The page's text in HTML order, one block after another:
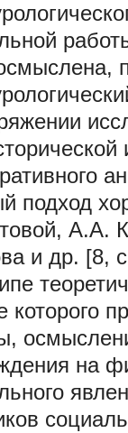
подход
А.А.
и др. [8,
которого
на